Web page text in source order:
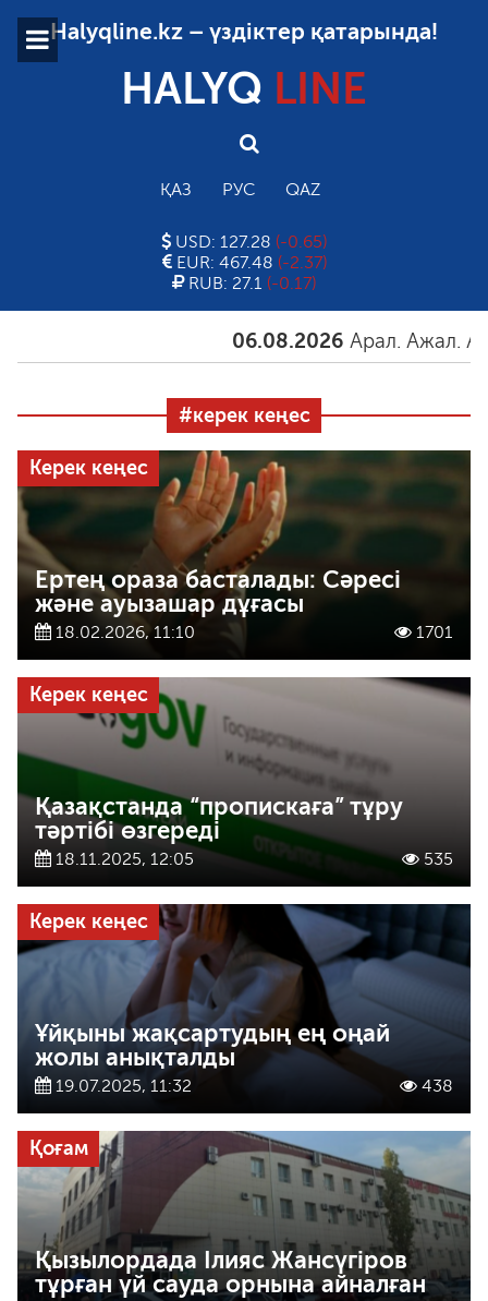
Halyqline.kz – үздіктер қатарында!
HALYQ LINE
ҚАЗ РУС QAZ
USD: 127.28 (-0.65)
EUR: 467.48 (-2.37)
RUB: 27.1 (-0.17)
06.08.2026 Арал. Ажал. Айғақ
#керек кеңес
Керек кеңес
Ертең ораза басталады: Сәресі
және ауызашар дұғасы
18.02.2026, 11:10 1701
Керек кеңес
Қазақстанда “пропискаға” тұру
тәртібі өзгереді
18.11.2025, 12:05 535
Керек кеңес
Ұйқыны жақсартудың ең оңай
жолы анықталды
19.07.2025, 11:32 438
Қоғам
Қызылордада Ілияс Жансүгіров
тұрған үй сауда орнына айналған